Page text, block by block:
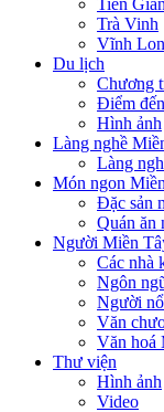
Tiền
Trà Vinh
Vĩnh
Du lịch
Chương
Điểm
Hình ảnh
Làng nghề
Làng
Món ngon
Đặc sản
Quán ăn
Người Miền
Các nhà
Ngôn
Người
Văn
Văn hoá
Thư viện
Hình ảnh
Video